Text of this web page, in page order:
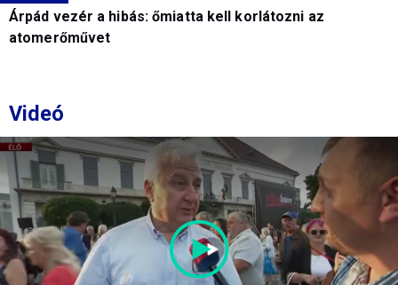
Árpád vezér a hibás: őmiatta kell korlátozni az
atomerőművet
Videó